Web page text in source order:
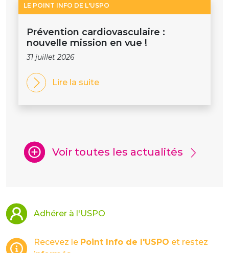
LE POINT INFO DE L'USPO
Prévention cardiovasculaire :
nouvelle mission en vue !
31 juillet 2026
Lire la suite
Voir toutes les actualités
Adhérer à l'USPO
Recevez le Point Info de l'USPO et restez